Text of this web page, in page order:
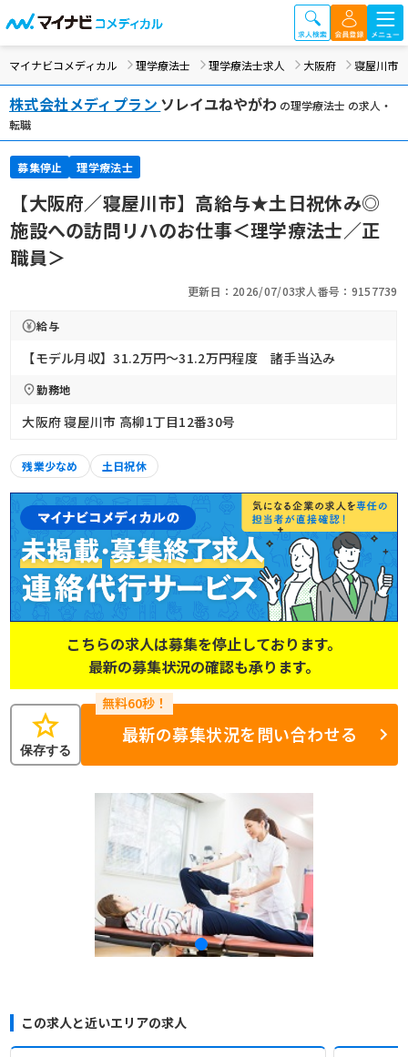
マイナビコメディカル 理学療法士 理学療法士求人 大阪府 寝屋川市
株式会社メディプラン ソレイユねやがわ の理学療法士 の求人・
転職
募集停止 理学療法士
【大阪府／寝屋川市】高給与★土日祝休み◎
施設への訪問リハのお仕事＜理学療法士／正
職員＞
更新日：2026/07/03求人番号：9157739
給与
【モデル月収】31.2万円〜31.2万円程度 諸手当込み
勤務地
大阪府 寝屋川市 高柳1丁目12番30号
残業少なめ 土日祝休
こちらの求人は募集を停止しております。
最新の募集状況の確認も承ります。
star
保存する
最新の募集状況を問い合わせる
この求人と近いエリアの求人